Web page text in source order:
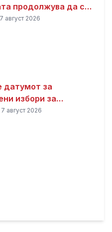
продолжува да се
7 август 2026
датумот за
избори за
на Општина
7 август 2026